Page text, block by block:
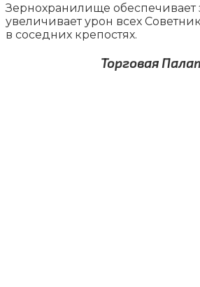
Зернохранилище обеспечивает
увеличивает урон всех
в соседних крепостях.
Торговая